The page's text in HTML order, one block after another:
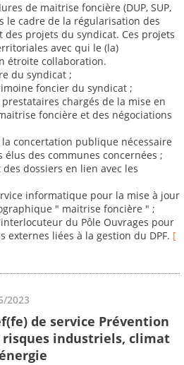
de maitrise foncière (DUP, SUP,
le cadre de la régularisation des
projets du syndicat. Ces projets
avec qui le (la)
étroite collaboration.
du syndicat ;
foncier du syndicat ;
chargés de la mise en
foncière et des négociations
concertation publique nécessaire
des communes concernées ;
dossiers en lien avec les
informatique pour la mise à jour
" maitrise foncière " ;
du Pôle Ouvrages pour
externes liées à la gestion du DPF. [
2023
de service Prévention
risques industriels, climat